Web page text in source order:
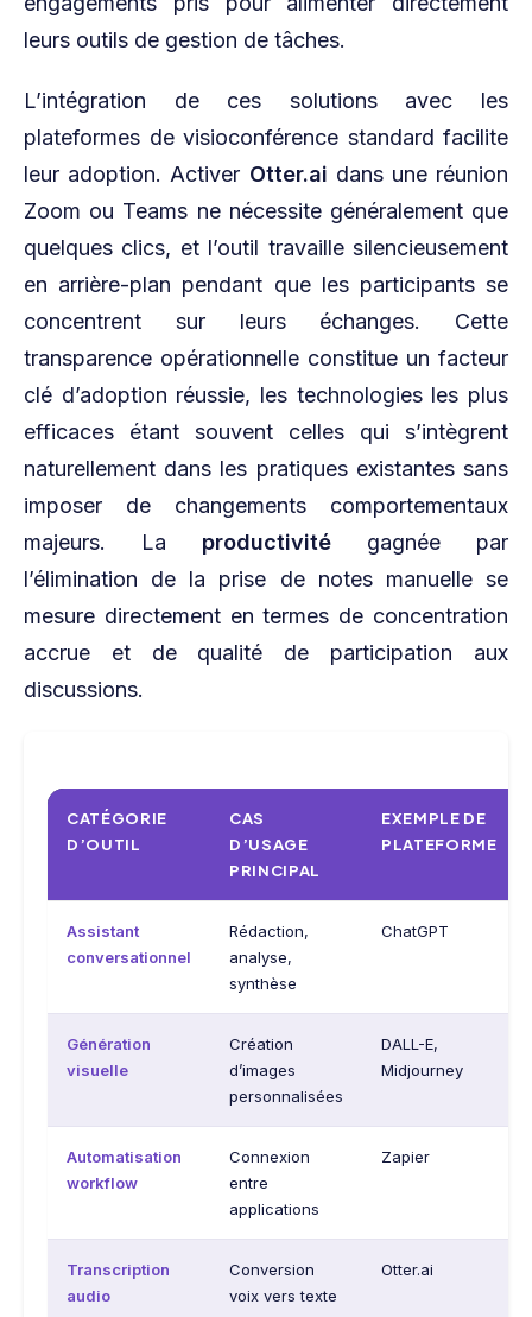
leurs outils de gestion de tâches.
L’intégration de ces solutions avec les
plateformes de visioconférence standard facilite
leur adoption. Activer Otter.ai dans une réunion
Zoom ou Teams ne nécessite généralement que
quelques clics, et l’outil travaille silencieusement
en arrière-plan pendant que les participants se
concentrent sur leurs échanges. Cette
transparence opérationnelle constitue un facteur
clé d’adoption réussie, les technologies les plus
efficaces étant souvent celles qui s’intègrent
naturellement dans les pratiques existantes sans
imposer de changements comportementaux
majeurs. La productivité gagnée par
l’élimination de la prise de notes manuelle se
mesure directement en termes de concentration
accrue et de qualité de participation aux
discussions.
CATÉGORIE
D’OUTIL
CAS
D’USAGE
PRINCIPAL
EXEMPLE DE
PLATEFORME
Assistant
conversationnel
Rédaction,
analyse,
synthèse
ChatGPT
Génération
visuelle
Création
d’images
personnalisées
DALL-E,
Midjourney
Automatisation
workflow
Connexion
entre
applications
Zapier
Transcription
audio
Conversion
voix vers texte
Otter.ai